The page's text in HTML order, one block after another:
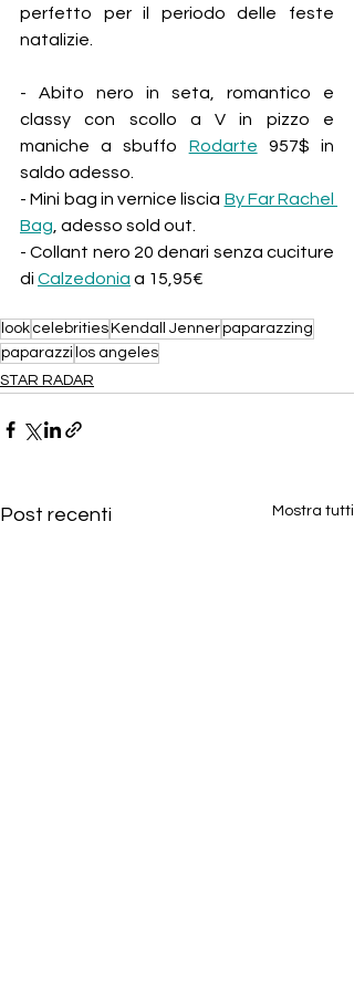
perfetto per il periodo delle feste
natalizie.
- Abito nero in seta, romantico e
classy con scollo a V in pizzo e
maniche a sbuffo Rodarte 957$ in
saldo adesso.
- Mini bag in vernice liscia By Far Rachel
Bag , adesso sold out.
- Collant nero 20 denari senza cuciture
di Calzedonia a 15,95€
look celebritiesKendall Jennerpaparazzing
paparazzi los angeles
STAR RADAR
Post recenti Mostra tutti